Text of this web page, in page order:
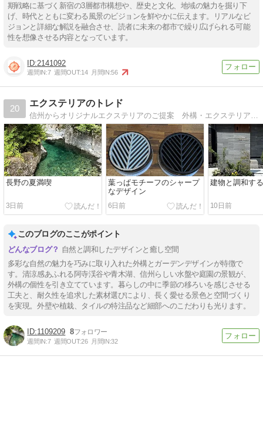
期戦略に基づく新宿の3層都市構想や、歴史と文化、地域の魅力を掘り下
げ、時代とともに変わる風景のビジョンを鮮やかに伝えます。リアルなビ
ジョンと詳細な解説を融合させ、読者に未来の都市で繰り広げられる可能
性を想像させる内容となっています。
2141092
週間IN:7 週間OUT:14 月間IN:56
20
エクステリアのトレド
信州からオリジナルエクステリアのご提案 外構・エクステリアの施工例や出掛けた先でのグルメ情報
長野の夏満喫
3日前
葉っぱモチーフのシャープ
なデザイン
6日前
建物と調和す
10日前
このブログのここがポイント
自然と調和したデザインと癒し空間
多彩な自然の魅力を巧みに取り入れた外構とガーデンデザインが特徴で
す。清涼感あふれる阿寺渓谷や青木湖、信州らしい水盤や庭園の景観が、
外構の個性を引き立てています。暮らしの中に季節の移ろいを感じさせる
工夫と、耐久性を追求した素材選びにより、長く愛せる景色と空間づくり
を実現。外壁や植栽、タイルの特注品など細部へのこだわりも光ります。
1109209 8
週間IN:7 週間OUT:26 月間IN:32